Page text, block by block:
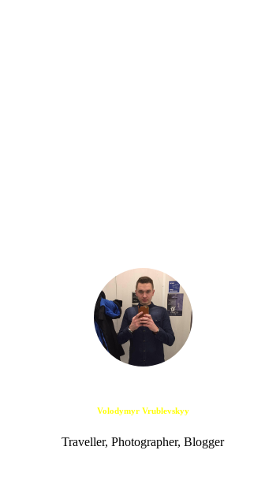
Volodymyr Vrublevskyy
Traveller, Photographer, Blogger